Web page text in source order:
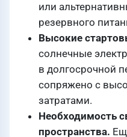
или
резервного
Высокие
солнечные
в долгосрочной
сопряжено с
затратами.
Необходимость
пространства.